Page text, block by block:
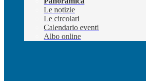
Le notizie
Le circolari
Calendario eventi
Albo online